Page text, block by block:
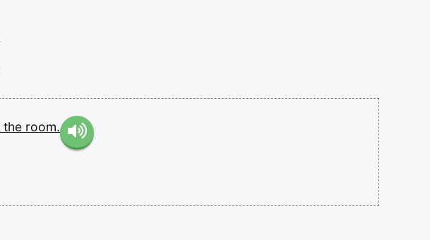
the room.